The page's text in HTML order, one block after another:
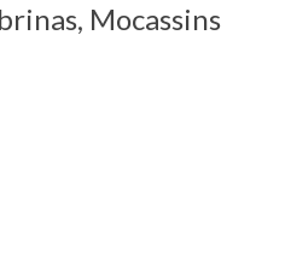
Mocassins